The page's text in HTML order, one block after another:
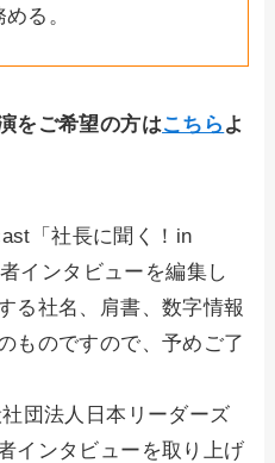
る。
をご希望の方はこちら よ
「社長に聞く！in
インタビューを編集し
る社名、肩書、数字情報
ものですので、予めご了
団法人日本リーダーズ
ンタビューを取り上げ